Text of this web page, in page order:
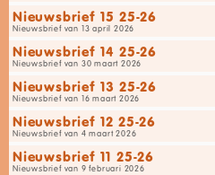
Nieuwsbrief 15 25-26
Nieuwsbrief van 13 april 2026
Nieuwsbrief 14 25-26
Nieuwsbrief van 30 maart 2026
Nieuwsbrief 13 25-26
Nieuwsbrief van 16 maart 2026
Nieuwsbrief 12 25-26
Nieuwsbrief van 4 maart 2026
Nieuwsbrief 11 25-26
Nieuwsbrief van 9 februari 2026